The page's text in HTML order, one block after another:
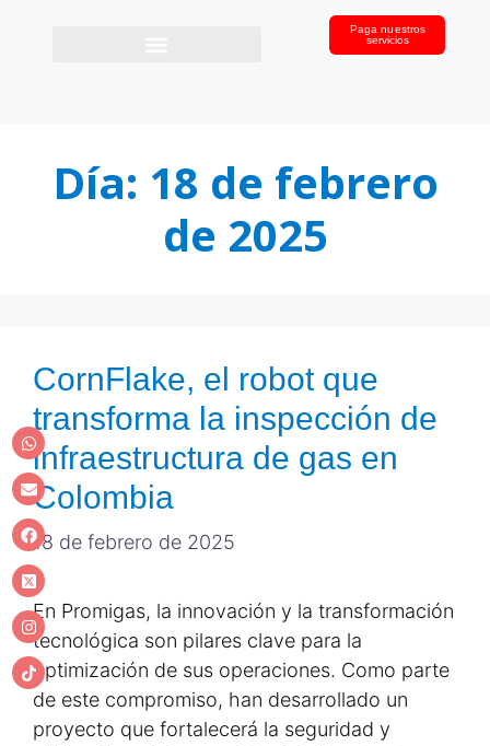
Paga nuestros
servicios
Día: 18 de febrero
de 2025
CornFlake, el robot que
transforma la inspección de
infraestructura de gas en
Colombia
18 de febrero de 2025
En Promigas, la innovación y la transformación
tecnológica son pilares clave para la
optimización de sus operaciones. Como parte
de este compromiso, han desarrollado un
proyecto que fortalecerá la seguridad y